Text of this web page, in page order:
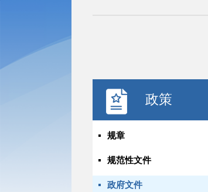
政策
规章
规范性文件
政府文件